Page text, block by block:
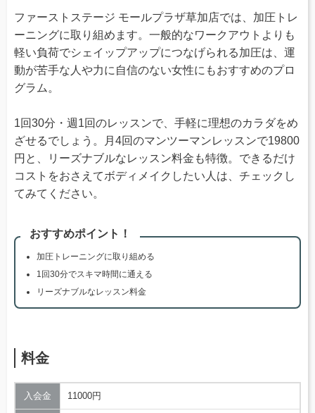
ファーストステージ モールプラザ草加店では、加圧トレ
ーニングに取り組めます。一般的なワークアウトよりも
軽い負荷でシェイップアップにつなげられる加圧は、運
動が苦手な人や力に自信のない女性にもおすすめのプロ
グラム。
1回30分・週1回のレッスンで、手軽に理想のカラダをめ
ざせるでしょう。月4回のマンツーマンレッスンで19800
円と、リーズナブルなレッスン料金も特徴。できるだけ
コストをおさえてボディメイクしたい人は、チェックし
てみてください。
おすすめポイント！
加圧トレーニングに取り組める
1回30分でスキマ時間に通える
リーズナブルなレッスン料金
料金
入会金 11000円